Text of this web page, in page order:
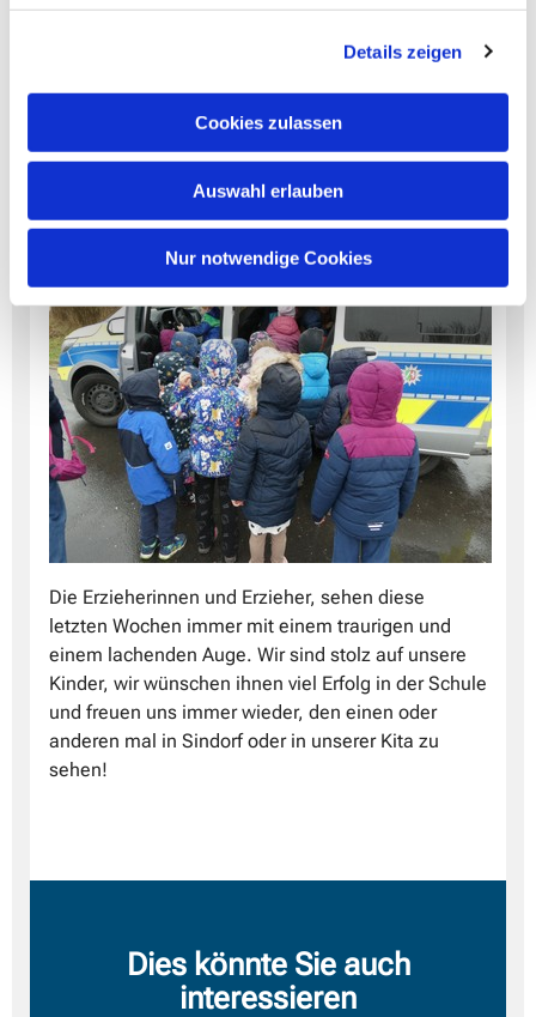
Details zeigen
Cookies zulassen
Auswahl erlauben
Nur notwendige Cookies
Gruppe ändert sich einiges. Die „Großen“ fehlen
auf einmal. Die nächsten Vorschulkinder müssen
erst in ihre Rolle wachsen und die neuen Kinder
beginnen mit der Eingewöhnung.
Die Erzieherinnen und Erzieher, sehen diese
letzten Wochen immer mit einem traurigen und
einem lachenden Auge. Wir sind stolz auf unsere
Kinder, wir wünschen ihnen viel Erfolg in der Schule
und freuen uns immer wieder, den einen oder
anderen mal in Sindorf oder in unserer Kita zu
sehen!
Dies könnte Sie auch
interessieren